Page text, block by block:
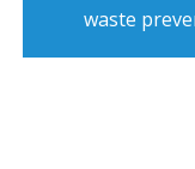
waste